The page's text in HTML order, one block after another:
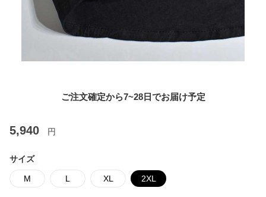
ご注文確定から7~28日でお届け予定
5,940 円
サイズ
M L XL 2XL